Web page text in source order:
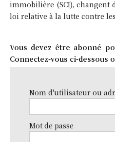
immobilière (SCI), changent
loi relative à la lutte contre
Vous devez être abonné
Connectez-vous ci-dessous
Nom d'utilisateur ou
Mot de passe